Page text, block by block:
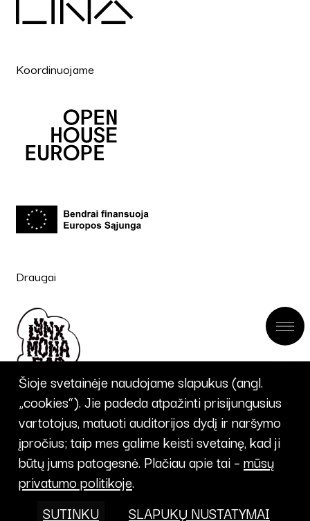
Koordinuojame
Draugai
UŽSISAKYTI
NAUJIENLAIŠKĮ
Šioje svetainėje naudojame slapukus (angl.
„cookies“). Jie padeda atpažinti prisijungusius
vartotojus, matuoti auditorijos dydį ir naršymo
įpročius; taip mes galime keisti svetainę, kad ji
būtų jums patogesnė. Plačiau apie tai –mūsų
privatumo politikoje.
SUTINKU
SLAPUKŲ NUSTATYMAI